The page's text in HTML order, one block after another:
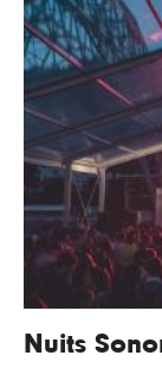
Nuits